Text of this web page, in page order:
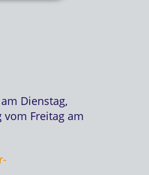
Dienstag,
vom Freitag am